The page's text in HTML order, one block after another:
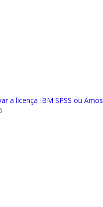
a licença IBM SPSS ou Amos